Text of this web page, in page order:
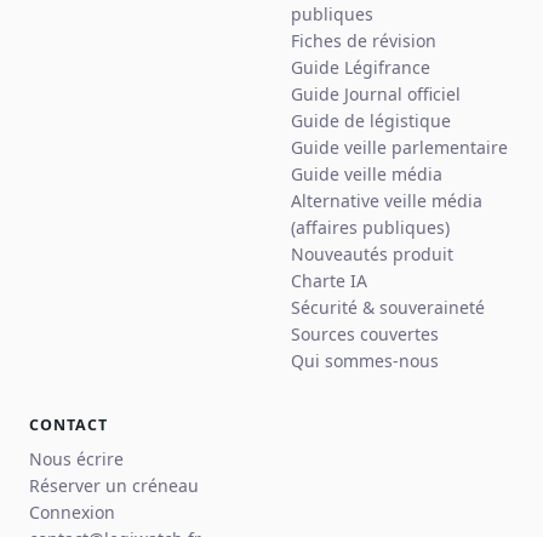
publiques
Fiches de révision
Guide Légifrance
Guide Journal officiel
Guide de légistique
Guide veille parlementaire
Guide veille média
Alternative veille média
(affaires publiques)
Nouveautés produit
Charte IA
Sécurité & souveraineté
Sources couvertes
Qui sommes-nous
CONTACT
Nous écrire
Réserver un créneau
Connexion